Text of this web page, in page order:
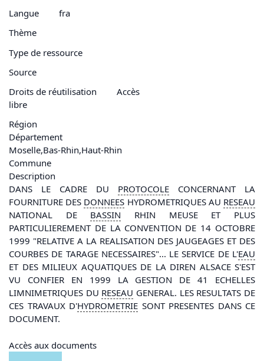
Langue
fra
Thème
Type de ressource
Source
Droits de réutilisation
Accès
libre
Région
Département
Moselle,Bas-Rhin,Haut-Rhin
Commune
Description
DANS LE CADRE DU PROTOCOLE CONCERNANT LA
FOURNITURE DES DONNEES HYDROMETRIQUES AU RESEAU
NATIONAL DE BASSIN RHIN MEUSE ET PLUS
PARTICULIEREMENT DE LA CONVENTION DE 14 OCTOBRE
1999 "RELATIVE A LA REALISATION DES JAUGEAGES ET DES
COURBES DE TARAGE NECESSAIRES"... LE SERVICE DE L'EAU
ET DES MILIEUX AQUATIQUES DE LA DIREN ALSACE S'EST
VU CONFIER EN 1999 LA GESTION DE 41 ECHELLES
LIMNIMETRIQUES DU RESEAU GENERAL. LES RESULTATS DE
CES TRAVAUX D'HYDROMETRIE SONT PRESENTES DANS CE
DOCUMENT.
Accès aux documents